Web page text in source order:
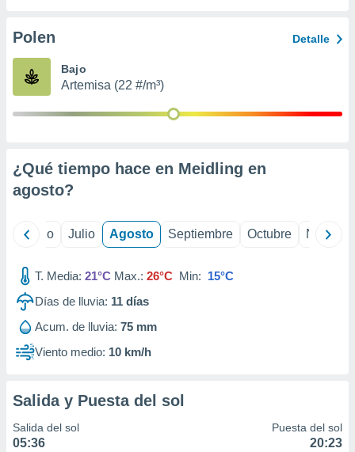
e
mediante
publicidad
publicidad
de
Polen Detalle
Bajo
Artemisa (22 #/m³)
¿Qué tiempo hace en Meidling en
agosto?
Junio Julio Agosto Septiembre Octubre
T. Media: 21°C Max.: 26°C Min: 15°C
Días de lluvia: 11 días
Acum. de lluvia: 75 mm
Viento medio: 10 km/h
Salida y Puesta del sol
Salida del sol
05:36
Puesta del sol
20:23